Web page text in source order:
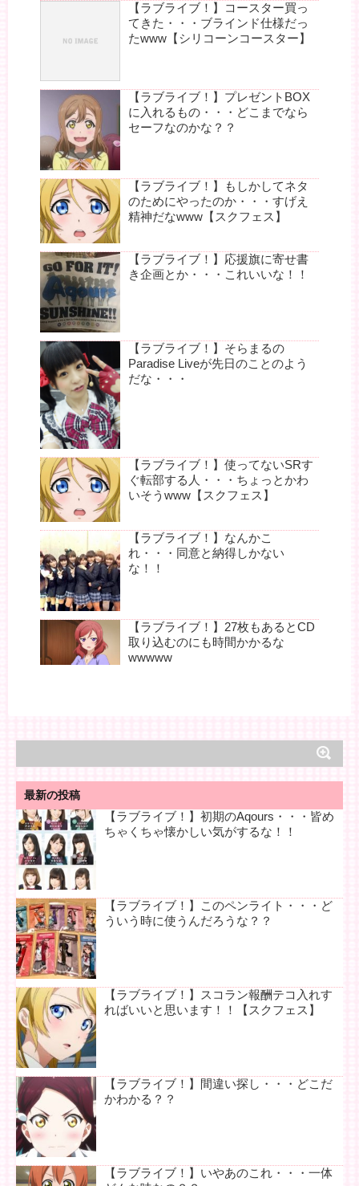
【ラブライブ！】コースター買っ
てきた・・・ブラインド仕様だっ
たwww【シリコーンコースター】
【ラブライブ！】プレゼントBOX
に入れるもの・・・どこまでなら
セーフなのかな？？
【ラブライブ！】もしかしてネタ
のためにやったのか・・・すげえ
精神だなwww【スクフェス】
【ラブライブ！】応援旗に寄せ書
き企画とか・・・これいいな！！
【ラブライブ！】そらまるの
Paradise Liveが先日のことのよう
だな・・・
【ラブライブ！】使ってないSRす
ぐ転部する人・・・ちょっとかわ
いそうwww【スクフェス】
【ラブライブ！】なんかこ
れ・・・同意と納得しかない
な！！
【ラブライブ！】27枚もあるとCD
取り込むのにも時間かかるな
wwwww
最新の投稿
【ラブライブ！】初期のAqours・・・皆め
ちゃくちゃ懐かしい気がするな！！
【ラブライブ！】このペンライト・・・ど
ういう時に使うんだろうな？？
【ラブライブ！】スコラン報酬テコ入れす
ればいいと思います！！【スクフェス】
【ラブライブ！】間違い探し・・・どこだ
かわかる？？
【ラブライブ！】いやあのこれ・・・一体